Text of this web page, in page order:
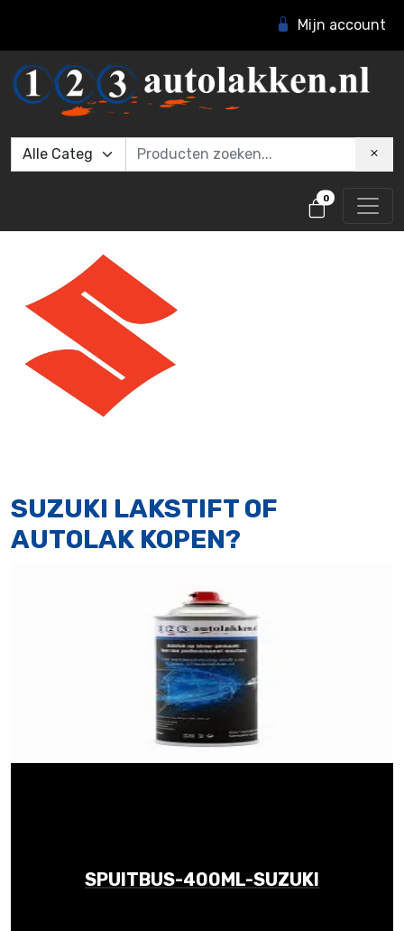
Mijn account
0
SUZUKI LAKSTIFT OF
AUTOLAK KOPEN?
SPUITBUS-400ML-SUZUKI